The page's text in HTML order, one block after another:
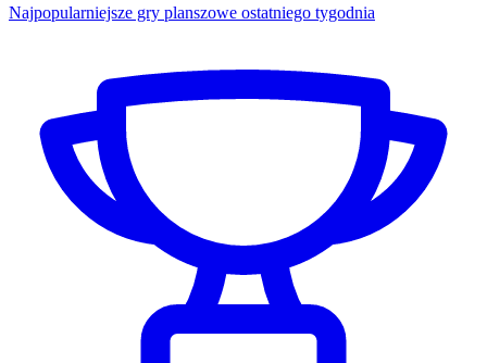
Najpopularniejsze gry planszowe ostatniego tygodnia